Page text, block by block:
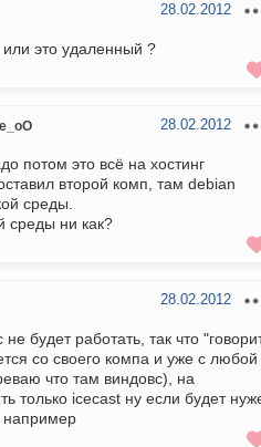
28.02.2012
или это удаленный ?
28.02.2012
потом это всё на хостинг
второй комп, там debian
среды.
среды ни как?
28.02.2012
будет работать, так что
со своего компа и уже с любой
что там виндовс), на
только icecast ну если будет
например